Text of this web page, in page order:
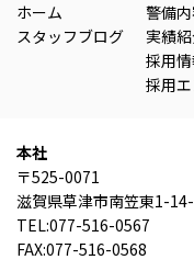
ホーム
スタッフブログ
警備
実績
採用
採用
本社
〒525-0071
滋賀県草津市南笠東1-
TEL:077-516-0567
FAX:077-516-0568